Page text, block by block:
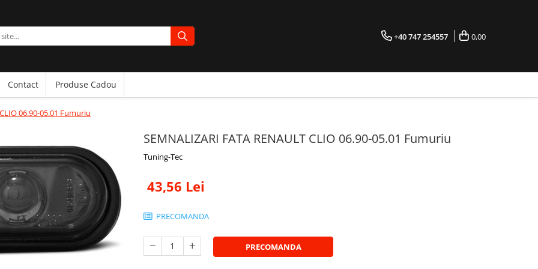
+40 747 254557 0,00
Contact Produse Cadou
06.90-05.01 Fumuriu
SEMNALIZARI FATA RENAULT CLIO 06.90-05.01 Fumuriu
Tuning-Tec
43,56 Lei
PRECOMANDA
PRECOMANDA